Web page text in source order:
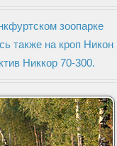
зоопарке
также на кроп Никон
Никкор 70-300.